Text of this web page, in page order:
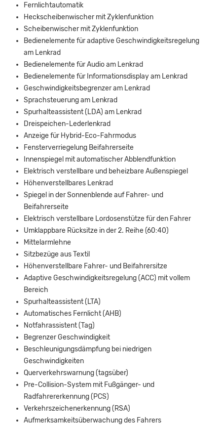
Fernlichtautomatik
Heckscheibenwischer mit Zyklenfunktion
Scheibenwischer mit Zyklenfunktion
Bedienelemente für adaptive Geschwindigkeitsregelung
am Lenkrad
Bedienelemente für Audio am Lenkrad
Bedienelemente für Informationsdisplay am Lenkrad
Geschwindigkeitsbegrenzer am Lenkrad
Sprachsteuerung am Lenkrad
Spurhalteassistent (LDA) am Lenkrad
Dreispeichen-Lederlenkrad
Anzeige für Hybrid-Eco-Fahrmodus
Fensterverriegelung Beifahrerseite
Innenspiegel mit automatischer Abblendfunktion
Elektrisch verstellbare und beheizbare Außenspiegel
Höhenverstellbares Lenkrad
Spiegel in der Sonnenblende auf Fahrer- und
Beifahrerseite
Elektrisch verstellbare Lordosenstütze für den Fahrer
Umklappbare Rücksitze in der 2. Reihe (60:40)
Mittelarmlehne
Sitzbezüge aus Textil
Höhenverstellbare Fahrer- und Beifahrersitze
Adaptive Geschwindigkeitsregelung (ACC) mit vollem
Bereich
Spurhalteassistent (LTA)
Automatisches Fernlicht (AHB)
Notfahrassistent (Tag)
Begrenzer Geschwindigkeit
Beschleunigungsdämpfung bei niedrigen
Geschwindigkeiten
Querverkehrswarnung (tagsüber)
Pre-Collision-System mit Fußgänger- und
Radfahrererkennung (PCS)
Verkehrszeichenerkennung (RSA)
Aufmerksamkeitsüberwachung des Fahrers